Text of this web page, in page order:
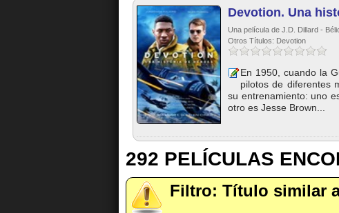
Devotion. Una
Una película de J.D. Dillard -
Otros Títulos: Devotion
En 1950, cuando la
pilotos de diferentes
su entrenamiento: uno
otro es Jesse Brown...
292 PELÍCULAS
Filtro: Título similar